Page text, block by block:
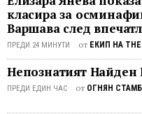
класира за
Варшава след
ПРЕДИ 24 МИНУТИ от ЕКИП НА THE
Непознатият
ПРЕДИ ЕДИН ЧАС от ОГНЯН